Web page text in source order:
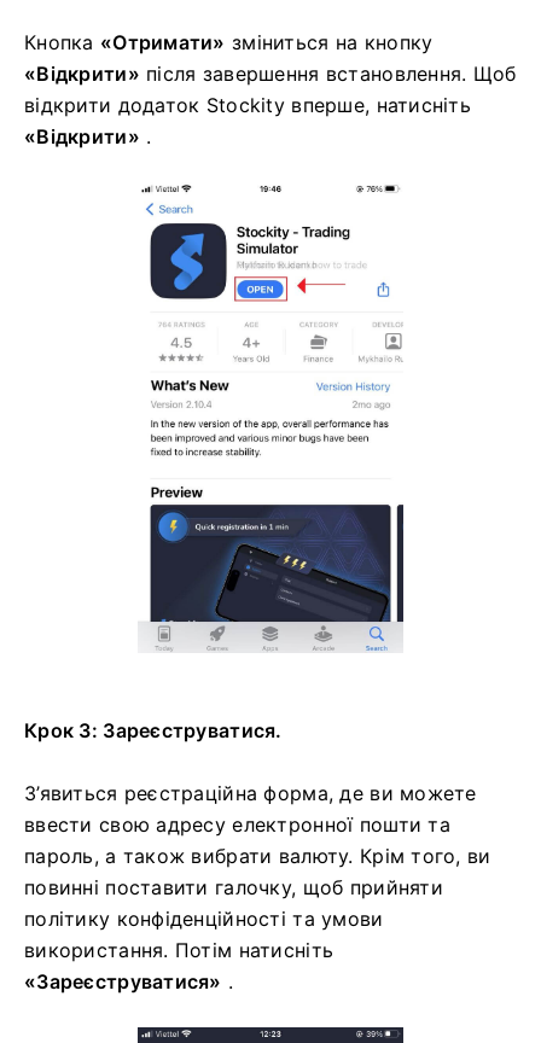
Кнопка «Отримати» зміниться на кнопку
«Відкрити» після завершення встановлення. Щоб
відкрити додаток Stockity вперше, натисніть
«Відкрити» .
Крок 3: Зареєструватися.
З’явиться реєстраційна форма, де ви можете
ввести свою адресу електронної пошти та
пароль, а також вибрати валюту. Крім того, ви
повинні поставити галочку, щоб прийняти
політику конфіденційності та умови
використання. Потім натисніть
«Зареєструватися» .